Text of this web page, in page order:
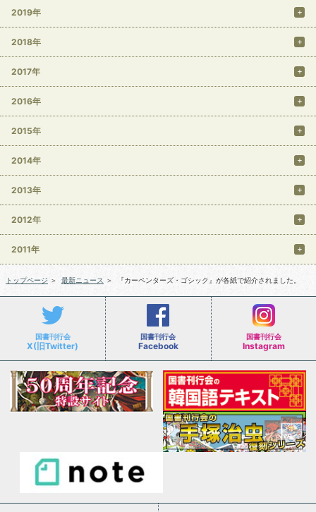
2019年
2018年
2017年
2016年
2015年
2014年
2013年
2012年
2011年
トップページ ＞ 最新ニュース ＞ 『カーペンターズ・ゴシック』が各紙で紹介されました。
国書刊行会
X(旧Twitter)
国書刊行会
Facebook
国書刊行会
Instagram